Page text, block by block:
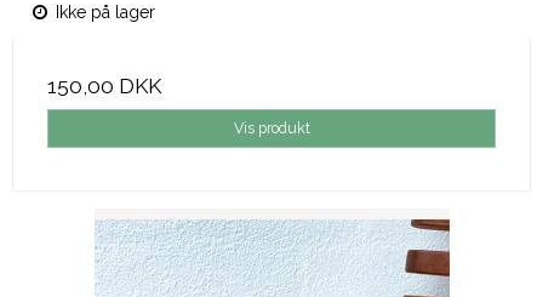
Ikke på lager
150,00 DKK
Vis produkt